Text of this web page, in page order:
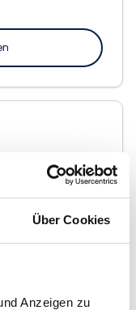
Über Cookies
Anzeigen zu